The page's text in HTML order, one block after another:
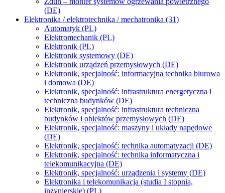
(DE)
Elektronika / elektrotechnika / mechatronika (31)
Automatyk (PL)
Elektromechanik (PL)
Elektronik (PL)
Elektronik systemowy (DE)
Elektronik urządzeń przemysłowych (DE)
Elektronik, specjalność: informacyjna technika biurowa
i domowa (DE)
Elektronik, specjalność: infrastruktura energetyczna i
techniczna budynków (DE)
Elektronik, specjalność: infrastruktura techniczna
budynków i obiektów przemysłowych (DE)
Elektronik, specjalność: maszyny i układy napędowe
(DE)
Elektronik, specjalność: technika automatyzacji (DE)
Elektronik, specjalność: technika informatyczna i
telekomunikacyjna (DE)
Elektronik, specjalność: urządzenia i systemy (DE)
Elektronika i telekomunikacja (studia I stopnia,
inżynierskie) (PL)